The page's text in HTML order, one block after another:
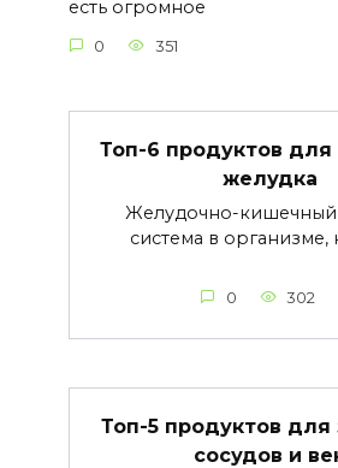
есть огромное
0 351
Топ-6 продуктов для
желудка
Желудочно-кишечный
система в организме,
0 302
Топ-5 продуктов для
сосудов и